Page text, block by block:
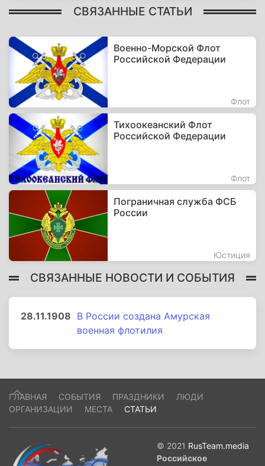
СВЯЗАННЫЕ СТАТЬИ
Военно-Морской Флот
Российской Федерации
Флот
Тихоокеанский Флот
Российской Федерации
Флот
Пограничная служба ФСБ
России
Юстиция
СВЯЗАННЫЕ НОВОСТИ И СОБЫТИЯ
28.11.1908 В России создана Амурская
военная флотилия
ГЛАВНАЯ СОБЫТИЯ ПРАЗДНИКИ
ЛЮДИ
ОРГАНИЗАЦИИ
МЕСТА СТАТЬИ
© 2021 RusTeam.media
Российское